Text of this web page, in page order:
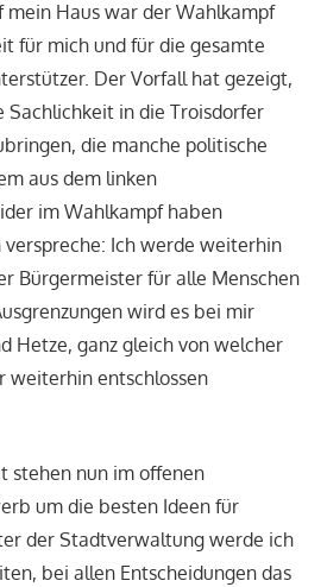
mein Haus war der Wahlkampf
für mich und für die gesamte
Der Vorfall hat gezeigt,
Sachlichkeit in die Troisdorfer
die manche politische
aus dem linken
im Wahlkampf haben
verspreche: Ich werde weiterhin
Bürgermeister für alle Menschen
wird es bei mir
Hetze, ganz gleich von welcher
weiterhin entschlossen
stehen nun im offenen
um die besten Ideen für
der Stadtverwaltung werde ich
bei allen Entscheidungen das